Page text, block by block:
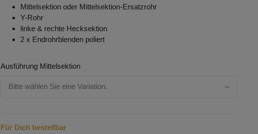
Mittelsektion oder Mittelsektion-Ersatzrohr
Y-Rohr
linke & rechte Hecksektion
2 x Endrohrblenden poliert
Ausführung Mittelsektion
Bitte wählen Sie eine Variation.
Für Dich bestellbar